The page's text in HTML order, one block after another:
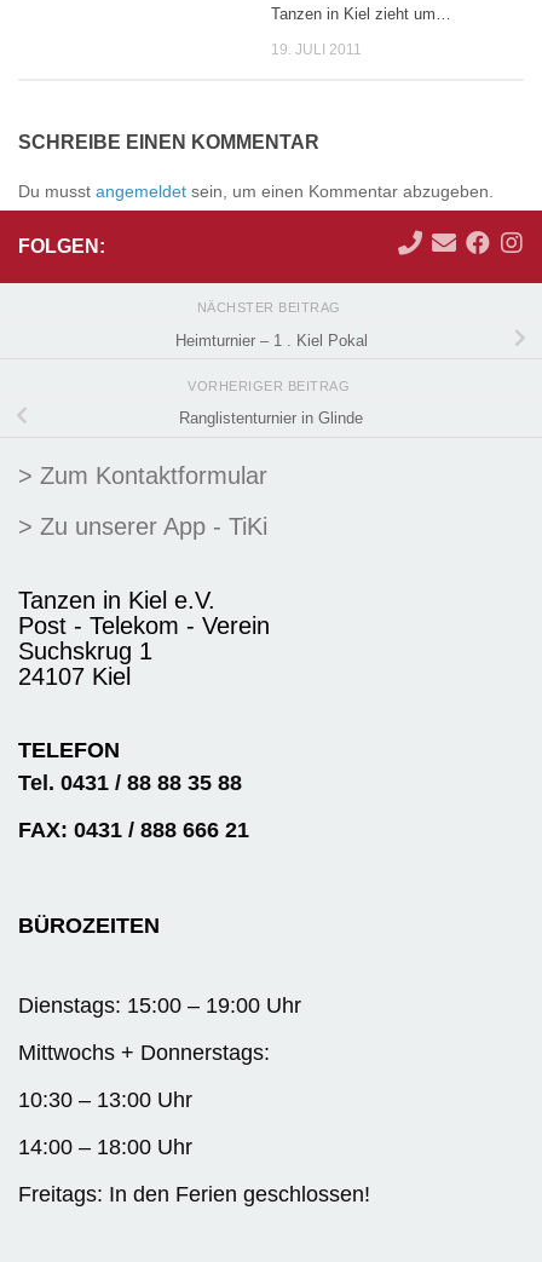
Tanzen in Kiel zieht um…
19. JULI 2011
SCHREIBE EINEN KOMMENTAR
Du musst angemeldet sein, um einen Kommentar abzugeben.
FOLGEN:
NÄCHSTER BEITRAG
Heimturnier – 1 . Kiel Pokal
VORHERIGER BEITRAG
Ranglistenturnier in Glinde
> Zum Kontaktformular
> Zu unserer App - TiKi
Tanzen in Kiel e.V.
Post - Telekom - Verein
Suchskrug 1
24107 Kiel
TELEFON
Tel. 0431 / 88 88 35 88
FAX: 0431 / 888 666 21
BÜROZEITEN
Dienstags: 15:00 – 19:00 Uhr
Mittwochs + Donnerstags:
10:30 – 13:00 Uhr
14:00 – 18:00 Uhr
Freitags: In den Ferien geschlossen!